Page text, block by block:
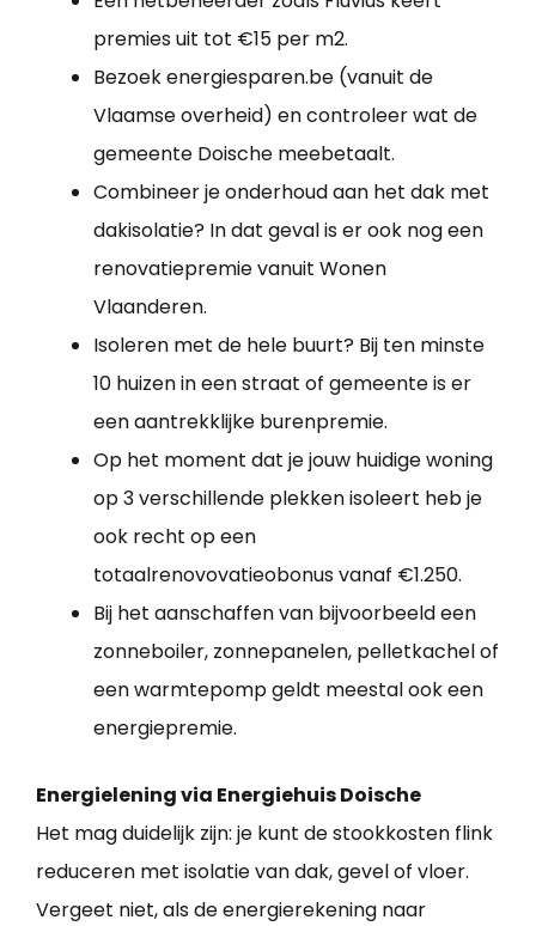
premies uit tot €15 per m2.
Bezoek energiesparen.be (vanuit de
Vlaamse overheid) en controleer wat de
gemeente Doische meebetaalt.
Combineer je onderhoud aan het dak met
dakisolatie? In dat geval is er ook nog een
renovatiepremie vanuit Wonen
Vlaanderen.
Isoleren met de hele buurt? Bij ten minste
10 huizen in een straat of gemeente is er
een aantrekklijke burenpremie.
Op het moment dat je jouw huidige woning
op 3 verschillende plekken isoleert heb je
ook recht op een
totaalrenovovatieobonus vanaf €1.250.
Bij het aanschaffen van bijvoorbeeld een
zonneboiler, zonnepanelen, pelletkachel of
een warmtepomp geldt meestal ook een
energiepremie.
Energielening via Energiehuis Doische
Het mag duidelijk zijn: je kunt de stookkosten flink
reduceren met isolatie van dak, gevel of vloer.
Vergeet niet, als de energierekening naar